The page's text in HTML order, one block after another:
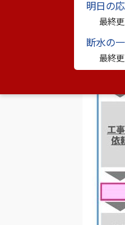
明日の
最終
断水の
最終